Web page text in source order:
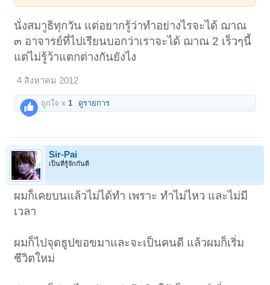
นั่งสมาูธิทุกวัน แต่อยากรู้ว่าทำอย่างไรจะได้ ฌาณ
๓ อาจารย์ที่ไปเรียนบอกว่าเราจะได้ ฌาณ 2 เร็วๆนี้
แต่ไม่รู้ว้าแตกต่างกันยังไง
4 สิงหาคม 2012
ถูกใจ x 1 ดูรายการ
Sir-Pai
เป็นที่รู้จักกันดี
ผมก็เคยบนแล้วไม่ได้ทำ เพราะ ทำไม่ไหว และไม่มี
เวลา
ผมก็ไปจุดธูปขอขมาและจะเป็นคนดี แล้วผมก็เริ่ม
ชีวิตใหม่